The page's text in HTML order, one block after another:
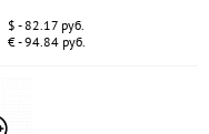
$ - 82.17 руб.
€ - 94.84 руб.